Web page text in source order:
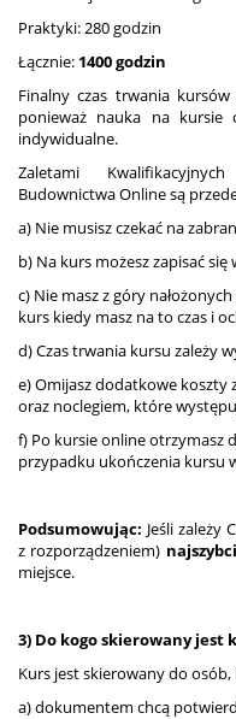
Praktyki: 280 godzin
Łącznie: 1400 godzin
Finalny czas trwania
ponieważ nauka na kursie
indywidualne.
Zaletami
Budownictwa Online są
a) Nie musisz czekać na
b) Na kurs możesz zapisać
c) Nie masz z góry
kurs kiedy masz na to czas i
d) Czas trwania kursu zależy
e) Omijasz dodatkowe koszty
oraz noclegiem, które
f) Po kursie online otrzymasz
przypadku ukończenia kursu
Podsumowując: Jeśli zależy
z rozporządzeniem)
miejsce.
3) Do kogo skierowany jest
Kurs jest skierowany do osób,
a) dokumentem chcą